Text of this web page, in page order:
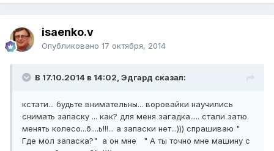
isaenko.v
Опубликовано 17 октября, 2014
В 17.10.2014 в 14:02, Эдгард сказал:
кстати... будьте внимательны... воровайки научились
снимать запаску ... как? для меня загадка..... стали затю
менять колесо...б....ь!!!... а запаски нет...))) спрашиваю "
Где мол запаска?" а он мне " А ты точно мне машину с